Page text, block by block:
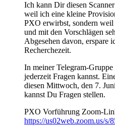
Ich kann Dir diesen
weil ich eine kleine
PXO erwirbst, sondern weil
und mit den Vorschlägen
Abgesehen davon, erspare
Recherchezeit.
In meiner Telegram-
jederzeit Fragen kannst.
diesen Mittwoch, den 7.
kannst Du Fragen stellen.
PXO Vorführung Zoom-
https://us02web.zoom.us/s/